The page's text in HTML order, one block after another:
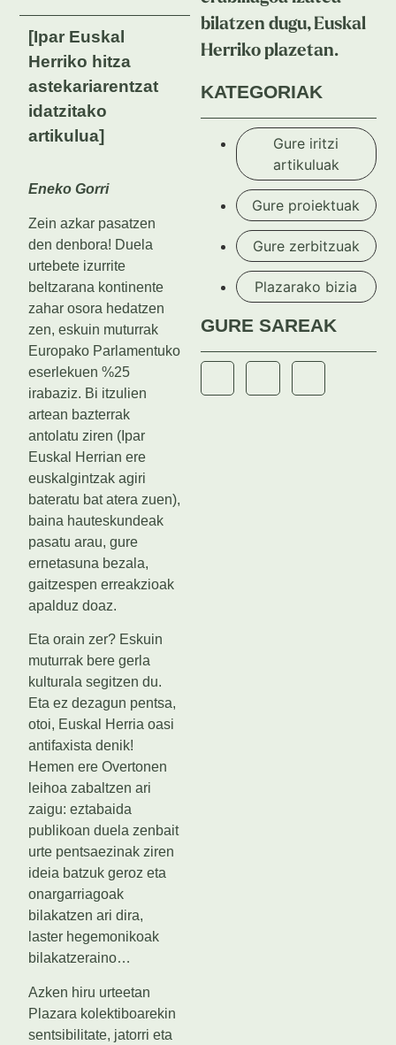
[Ipar Euskal
Herriko hitza
astekariarentzat
idatzitako
artikulua]
Eneko Gorri
Zein azkar pasatzen
den denbora! Duela
urtebete izurrite
beltzarana kontinente
zahar osora hedatzen
zen, eskuin muturrak
Europako Parlamentuko
eserlekuen %25
irabaziz. Bi itzulien
artean bazterrak
antolatu ziren (Ipar
Euskal Herrian ere
euskalgintzak agiri
bateratu bat atera zuen),
baina hauteskundeak
pasatu arau, gure
ernetasuna bezala,
gaitzespen erreakzioak
apalduz doaz.
Eta orain zer? Eskuin
muturrak bere gerla
kulturala segitzen du.
Eta ez dezagun pentsa,
otoi, Euskal Herria oasi
antifaxista denik!
Hemen ere Overtonen
leihoa zabaltzen ari
zaigu: eztabaida
publikoan duela zenbait
urte pentsaezinak ziren
ideia batzuk geroz eta
onargarriagoak
bilakatzen ari dira,
laster hegemonikoak
bilakatzeraino…
Azken hiru urteetan
Plazara kolektiboarekin
sentsibilitate, jatorri eta
bilatzen dugu, Euskal
Herriko plazetan.
KATEGORIAK
Gure iritzi
artikuluak
Gure proiektuak
Gure zerbitzuak
Plazarako bizia
GURE SAREAK